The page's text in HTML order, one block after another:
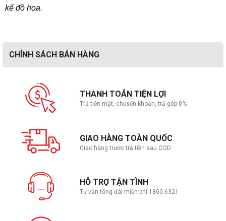
kế đồ họa.
CHÍNH SÁCH BÁN HÀNG
THANH TOÁN TIỆN LỢI
Trả tiền mặt, chuyển khoản, trả góp 0%
GIAO HÀNG TOÀN QUỐC
Giao hàng trước trả tiền sau COD
HỖ TRỢ TẬN TÌNH
Tư vấn tổng đài miễn phí 1800.6321